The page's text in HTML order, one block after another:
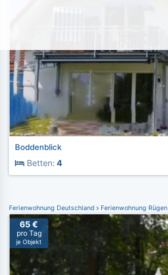
Boddenblick
Betten: 4
Ferienwohnung Deutschland Ferienwohnung Rügen
65 €
pro Tag
je Objekt